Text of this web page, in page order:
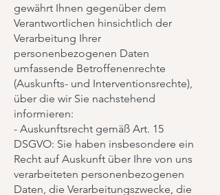
gewährt Ihnen gegenüber dem
Verantwortlichen hinsichtlich der
Verarbeitung Ihrer
personenbezogenen Daten
umfassende Betroffenenrechte
(Auskunfts- und Interventionsrechte),
über die wir Sie nachstehend
informieren:
- Auskunftsrecht gemäß Art. 15
DSGVO: Sie haben insbesondere ein
Recht auf Auskunft über Ihre von uns
verarbeiteten personenbezogenen
Daten, die Verarbeitungszwecke, die